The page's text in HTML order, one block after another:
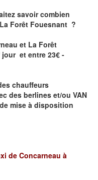
savoircombien
Forêt Fouesnant ?
et La Forêt
et entre 23€ -
chauffeurs
des berlines et/ou VAN
mise à disposition
de Concarneau à